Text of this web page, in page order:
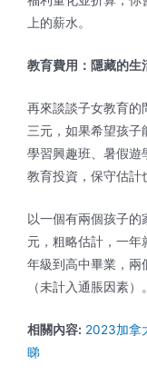
上的薪水。
教育費用：隱藏的生
再來談談子女教育的
三元，如果希望孩子
學習興趣班、暑假遊
教育投資，保守估計
以一個有兩個孩子
元，粗略估計，一
年級到高中畢業，
（未計入通脹因素）。
相關內容: 2023加拿
睇